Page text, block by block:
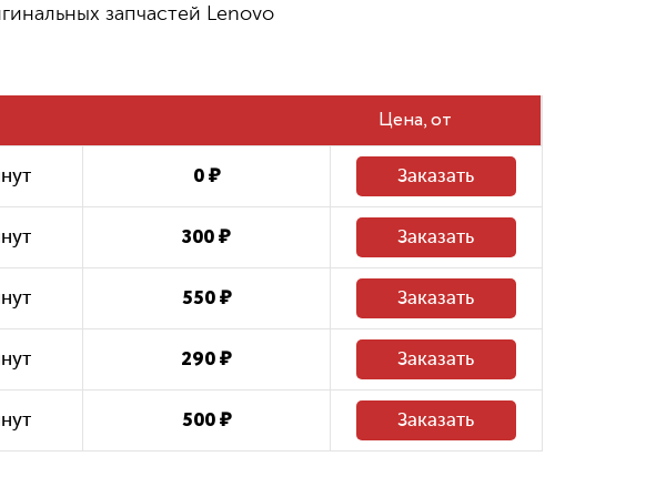
500
2500 ₽
Восстановление системных файлов
запчастей Lenovo
Цена
0 ₽ Заказать
300 ₽ Заказать
550 ₽ Заказать
290 ₽ Заказать
500 ₽ Заказать